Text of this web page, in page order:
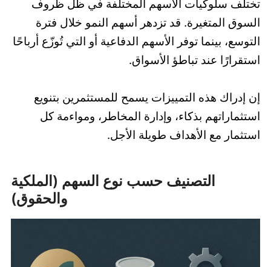
تختلف سلوكيات الأسهم المختلفة في ظل ظروف
السوق المتغيرة. قد تزدهر أسهم النمو خلال فترة
التوسع، بينما توفر الأسهم الدفاعية أو التي تُوزّع أرباحًا
استقرارًا عند تباطؤ الأسواق.
إن إدراك هذه التمييزات يسمح للمستثمرين بتنويع
استثماراتهم بذكاء، وإدارة المخاطر، ومواءمة كل
استثمار مع الأهداف طويلة الأجل.
التصنيف حسب نوع السهم (الملكية
والحقوق)